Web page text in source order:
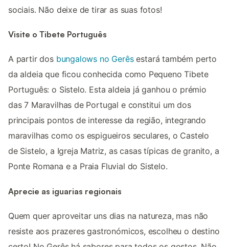
sociais. Não deixe de tirar as suas fotos!
Visite o Tibete Português
A partir dos bungalows no Gerêsestará também perto
da aldeia que ficou conhecida como Pequeno Tibete
Português: o Sistelo. Esta aldeia já ganhou o prémio
das 7 Maravilhas de Portugal e constitui um dos
principais pontos de interesse da região, integrando
maravilhas como os espigueiros seculares, o Castelo
de Sistelo, a Igreja Matriz, as casas típicas de granito, a
Ponte Romana e a Praia Fluvial do Sistelo.
Aprecie as iguarias regionais
Quem quer aproveitar uns dias na natureza, mas não
resiste aos prazeres gastronómicos, escolheu o destino